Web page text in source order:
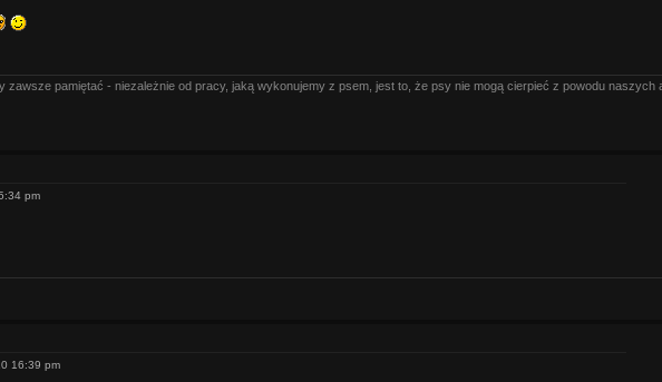
zawsze pamiętać - niezależnie od pracy, jaką wykonujemy z psem, jest to, że psy nie mogą cierpieć z powodu naszych
pm
16:39 pm